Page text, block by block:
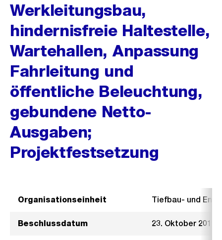
Werkleitungsbau,
hindernisfreie Haltestelle,
Wartehallen, Anpassung
Fahrleitung und
öffentliche Beleuchtung,
gebundene Netto-
Ausgaben;
Projektfestsetzung
Organisationseinheit Tiefbau- und
Beschlussdatum 23. Oktober 2019